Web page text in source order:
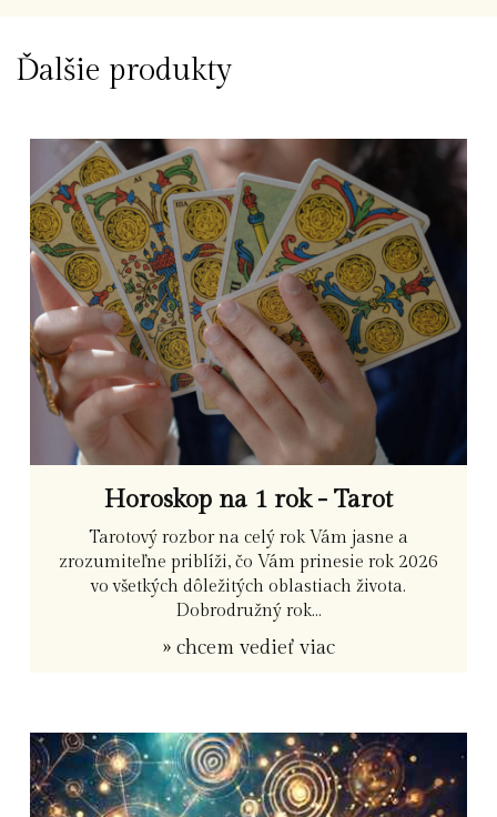
Ďalšie produkty
Horoskop na 1 rok - Tarot
Tarotový rozbor na celý rok Vám jasne a
zrozumiteľne priblíži, čo Vám prinesie rok 2026
vo všetkých dôležitých oblastiach života.
Dobrodružný rok...
» chcem vedieť viac